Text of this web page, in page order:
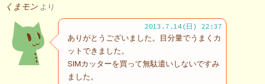
くまモン より
2013.7.14(日) 22:37
ありがとうございました。目分量でうまくカ
ットできました。
SIMカッターを買って無駄遣いしないですみ
ました。